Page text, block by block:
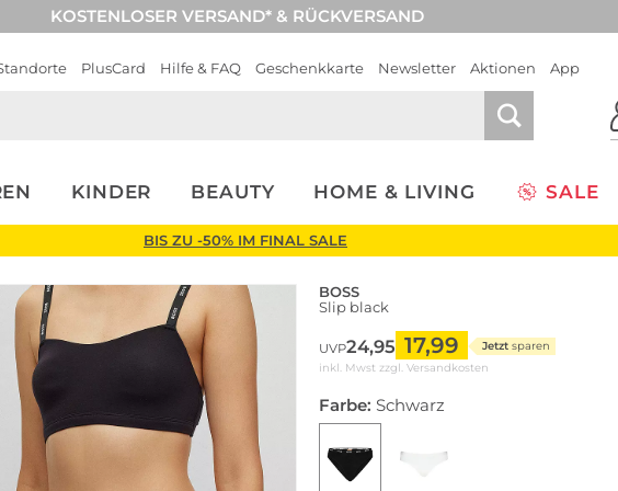
KOSTENLOSER VERSAND* & RÜCKVERSAND
PlusCard Hilfe & FAQ Geschenkkarte Newsletter Aktionen App
KINDER BEAUTY HOME & LIVING SALE
BIS ZU -50% IM FINAL SALE
BOSS
Slip black
UVP24,95 17,99 Jetzt sparen
inkl. Mwst zzgl. Versandkosten
Farbe: Schwarz